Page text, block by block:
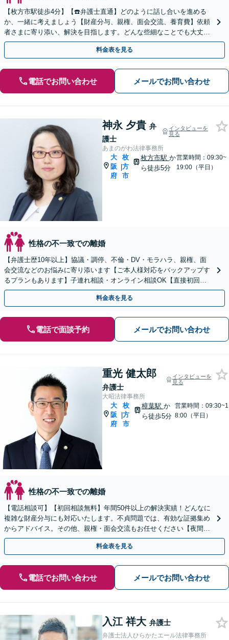
【枚方市駅徒歩4分】【☎️弁護士直通】どのように話し合いを進める
か、一緒に考えましょう【財産分与、親権、面会交流、養育費】依頼
者さまに寄り添い、解決を目指します。どんな些細なことでも大丈
夫！まずはお気軽にご相談ください【子連れ相談OK】
料金表を見る
電話でお問い合わせ メールでお問い合わせ
神永 夕貴 弁
護士
インタビューを
見る
あまのがわ法律事務所
大
阪
府
|
枚
方
市
枚方市駅 か
ら徒歩5分
営業時間：09:30~
19:00（平日）
性格の不一致での離婚
【弁護士歴10年以上】協議・調停、不倫・DV・モラハラ、親権、面
会交流などのお悩みに寄り添います【ご本人様対応をバックアップす
るプランもあります】子連れ相談・オンライン相談OK【直接初回面
談30分無料】【枚方市駅5分】
料金表を見る
電話で面談予約 メールでお問い合わせ
重光 健太郎
弁護士
インタビューを
見る
大昭法律事務所
大
阪
府
|
枚
方
市
樟葉駅 か
ら徒歩5分
営業時間：09:30~1
8:00（平日）
性格の不一致での離婚
【電話相談可】【初回相談無料】年間50件以上の解決実績！どんなに
複雑な財産分与にも対応いたします。不貞問題では、有効な証拠集め
からアドバイス。その他、親権・面会交流もお任せください【夜間・
休日面談】【完全個室】【子連れ相談】【樟葉駅5分】
料金表を見る
電話でお問い合わせ メールでお問い合わせ
入江 祥大 弁護士
弁護士法人ひらかたエール法律事務所